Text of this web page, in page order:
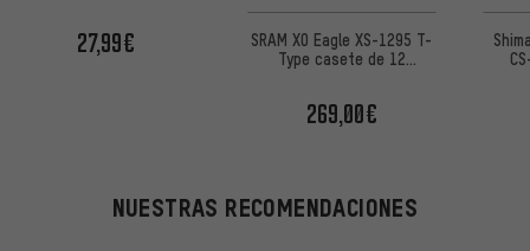
27,99€
SRAM X0 Eagle XS-1295 T-
Type casete de 12
269,00€
NUESTRAS RECOMENDACIONES